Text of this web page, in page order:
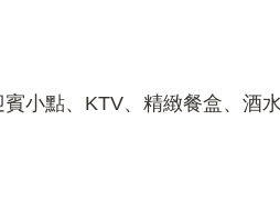
小點、KTV、精緻餐盒、酒